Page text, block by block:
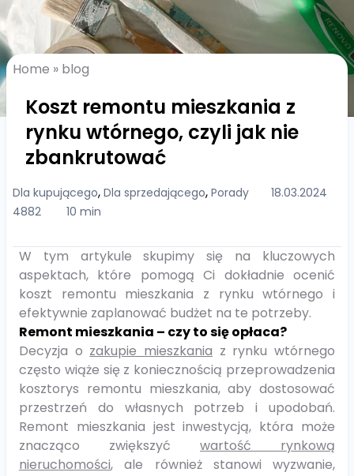
Home » blog
Koszt remontu mieszkania z
rynku wtórnego, czyli jak nie
zbankrutować
Dla kupującego, Dla sprzedającego, Porady
18.03.2024
4882
10 min
W tym artykule skupimy się na kluczowych
aspektach, które pomogą Ci dokładnie ocenić
koszt remontu mieszkania z rynku wtórnego i
efektywnie zaplanować budżet na te potrzeby.
Remont mieszkania – czy to się opłaca?
Decyzja o zakupie mieszkania z rynku wtórnego
często wiąże się z koniecznością przeprowadzenia
kosztorys remontu mieszkania, aby dostosować
przestrzeń do własnych potrzeb i upodobań.
Remont mieszkania jest inwestycją, która może
znacząco zwiększyć wartość rynkową
nieruchomości, ale również stanowi wyzwanie,